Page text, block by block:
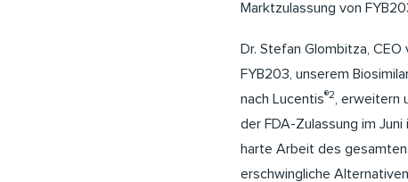
Marktzulassung von
Dr. Stefan Glombitza,
FYB203, unserem
nach Lucentis®2
,
der FDA-Zulassung im
harte Arbeit des
erschwingliche